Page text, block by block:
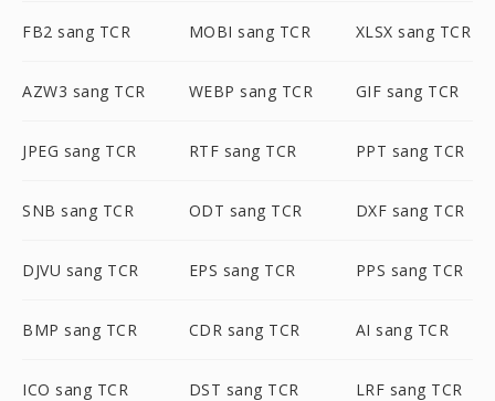
FB2 sang TCR MOBI sang TCR XLSX sang TCR
AZW3 sang TCR WEBP sang TCR GIF sang TCR
JPEG sang TCR RTF sang TCR PPT sang TCR
SNB sang TCR ODT sang TCR DXF sang TCR
DJVU sang TCR EPS sang TCR PPS sang TCR
BMP sang TCR CDR sang TCR AI sang TCR
ICO sang TCR DST sang TCR LRF sang TCR